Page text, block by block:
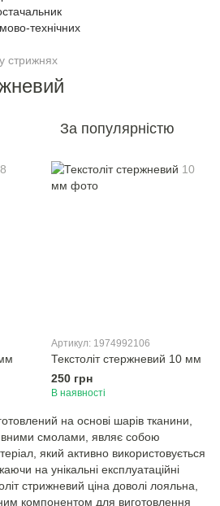
стрижнях
За популярністю
Артикул: 1974992106
Текстоліт стержневий 10 мм
250 грн
В наявності
на основі шарів тканини,
смолами, являє собою
який активно використовується
на унікальні експлуатаційні
стрижневий ціна доволі лояльна,
компонентом для виготовлення